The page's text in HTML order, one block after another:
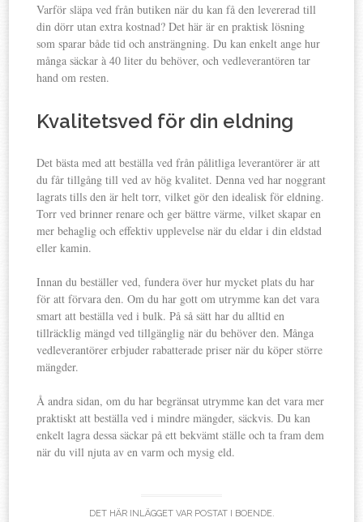
Varför släpa ved från butiken när du kan få den levererad till
din dörr utan extra kostnad? Det här är en praktisk lösning
som sparar både tid och ansträngning. Du kan enkelt ange hur
många säckar à 40 liter du behöver, och vedleverantören tar
hand om resten.
Kvalitetsved för din eldning
Det bästa med att beställa ved från pålitliga leverantörer är att
du får tillgång till ved av hög kvalitet. Denna ved har noggrant
lagrats tills den är helt torr, vilket gör den idealisk för eldning.
Torr ved brinner renare och ger bättre värme, vilket skapar en
mer behaglig och effektiv upplevelse när du eldar i din eldstad
eller kamin.
Innan du beställer ved, fundera över hur mycket plats du har
för att förvara den. Om du har gott om utrymme kan det vara
smart att beställa ved i bulk. På så sätt har du alltid en
tillräcklig mängd ved tillgänglig när du behöver den. Många
vedleverantörer erbjuder rabatterade priser när du köper större
mängder.
Å andra sidan, om du har begränsat utrymme kan det vara mer
praktiskt att beställa ved i mindre mängder, säckvis. Du kan
enkelt lagra dessa säckar på ett bekvämt ställe och ta fram dem
när du vill njuta av en varm och mysig eld.
DET HÄR INLÄGGET VAR POSTAT I BOENDE.